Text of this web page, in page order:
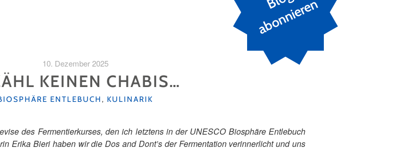
n
10. Dezember 2025
KEINEN CHABIS…
ENTLEBUCH, KULINARIK
des Fermentierkurses, den ich letztens in der UNESCO Biosphäre Entlebuch
Erika Bieri haben wir die Dos and Dont’s der Fermentation verinnerlicht und uns